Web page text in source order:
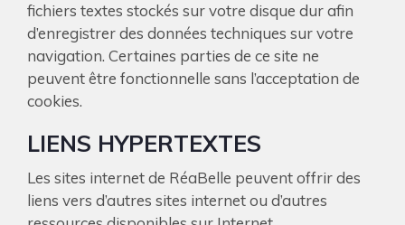
fichiers textes stockés sur votre disque dur afin
d’enregistrer des données techniques sur votre
navigation. Certaines parties de ce site ne
peuvent être fonctionnelle sans l’acceptation de
cookies.
LIENS HYPERTEXTES
Les sites internet de RéaBelle peuvent offrir des
liens vers d’autres sites internet ou d’autres